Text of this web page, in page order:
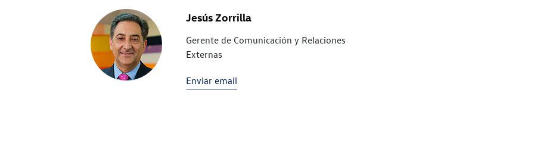
Jesús Zorrilla
Gerente de Comunicación y Relaciones
Externas
Enviar email